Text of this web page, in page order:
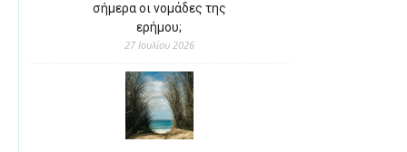
σήμερα οι νομάδες της
ερήμου;
27 Ιουλίου 2026